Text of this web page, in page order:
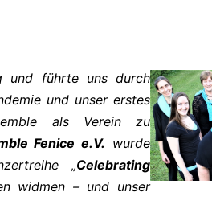
und führte uns durch
und unser erstes
als Verein zu
Fenice e.V. wurde
„Celebrating
widmen – und unser